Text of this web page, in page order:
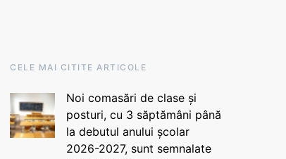
CELE MAI CITITE ARTICOLE
Noi comasări de clase și
posturi, cu 3 săptămâni până
la debutul anului școlar
2026-2027, sunt semnalate